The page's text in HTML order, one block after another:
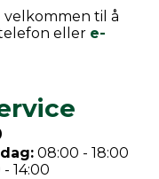
velkommen til å
eller e-
08:00 - 18:00
14:00